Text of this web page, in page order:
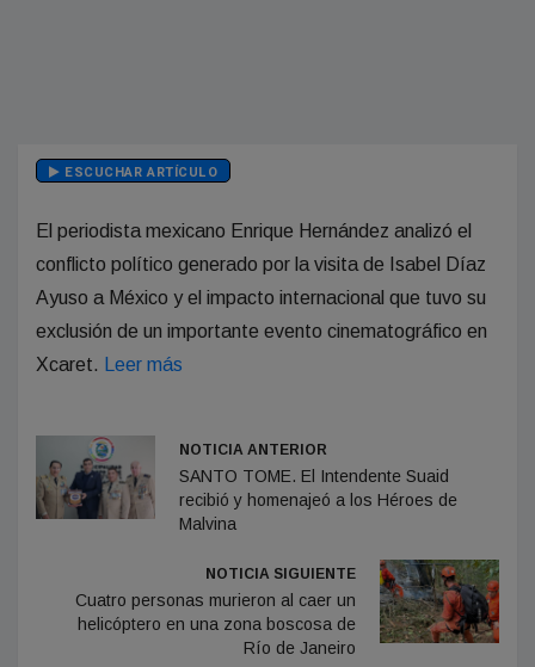
ESCUCHAR ARTÍCULO
El periodista mexicano Enrique Hernández analizó el
conflicto político generado por la visita de Isabel Díaz
Ayuso a México y el impacto internacional que tuvo su
exclusión de un importante evento cinematográfico en
Xcaret.
Leer más
NOTICIA ANTERIOR
SANTO TOME. El Intendente Suaid
recibió y homenajeó a los Héroes de
Malvina
NOTICIA SIGUIENTE
Cuatro personas murieron al caer un
helicóptero en una zona boscosa de
Río de Janeiro